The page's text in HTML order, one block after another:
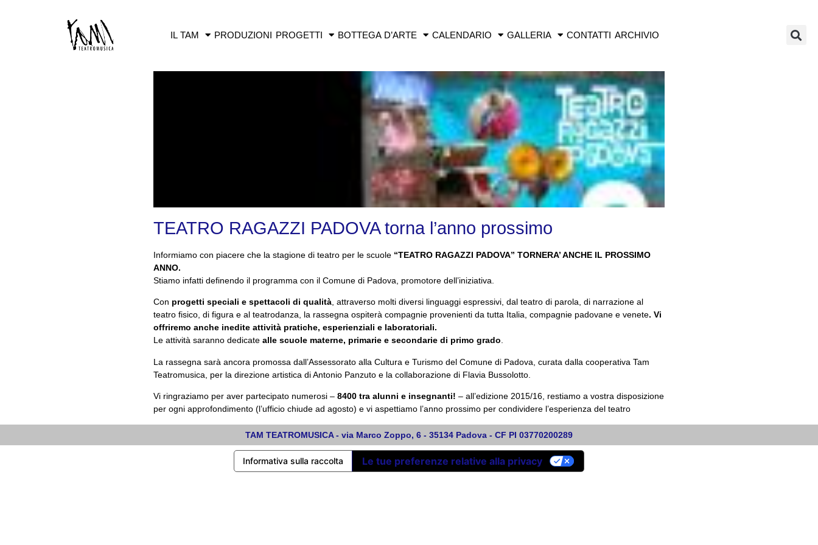
IL TAM PRODUZIONI PROGETTI BOTTEGA D’ARTE CALENDARIO GALLERIA CONTATTI ARCHIVIO
TEATRO RAGAZZI PADOVA torna l’anno prossimo
Informiamo con piacere che la stagione di teatro per le scuole “TEATRO RAGAZZI PADOVA” TORNERA’ ANCHE IL PROSSIMO
ANNO.
Stiamo infatti definendo il programma con il Comune di Padova, promotore dell’iniziativa.
Con progetti speciali e spettacoli di qualità, attraverso molti diversi linguaggi espressivi, dal teatro di parola, di narrazione al
teatro fisico, di figura e al teatrodanza, la rassegna ospiterà compagnie provenienti da tutta Italia, compagnie padovane e venete. Vi
offriremo anche inedite attività pratiche, esperienziali e laboratoriali.
Le attività saranno dedicate alle scuole materne, primarie e secondarie di primo grado.
La rassegna sarà ancora promossa dall’Assessorato alla Cultura e Turismo del Comune di Padova, curata dalla cooperativa Tam
Teatromusica, per la direzione artistica di Antonio Panzuto e la collaborazione di Flavia Bussolotto.
Vi ringraziamo per aver partecipato numerosi – 8400 tra alunni e insegnanti! – all’edizione 2015/16, restiamo a vostra disposizione
per ogni approfondimento (l’ufficio chiude ad agosto) e vi aspettiamo l’anno prossimo per condividere l’esperienza del teatro
TAM TEATROMUSICA - via Marco Zoppo, 6 - 35134 Padova - CF PI 03770200289
Informativa sulla raccolta Le tue preferenze relative alla privacy